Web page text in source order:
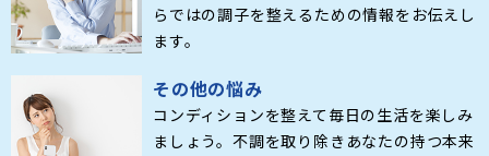
らではの調子を整えるための情報をお伝えし
ます。
その他の悩み
コンディションを整えて毎日の生活を楽しみ
ましょう。不調を取り除きあなたの持つ本来